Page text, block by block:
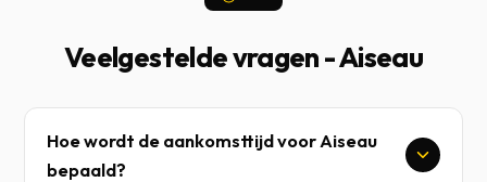
Veelgestelde vragen - Aiseau
Hoe wordt de aankomsttijd voor Aiseau
bepaald?